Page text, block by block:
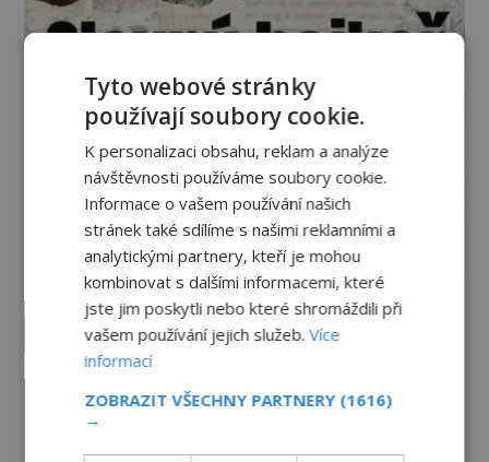
Vesmír a technologie
Co zachycují tajemné snímky
Marsu? Je na něm přeci jen voda?
Tyto webové stránky
používají soubory cookie.
K personalizaci obsahu, reklam a analýze
návštěvnosti používáme soubory cookie.
Informace o vašem používání našich
stránek také sdílíme s našimi reklamními a
analytickými partnery, kteří je mohou
kombinovat s dalšími informacemi, které
jste jim poskytli nebo které shromáždili při
vašem používání jejich služeb.Více
informací
ZOBRAZIT VŠECHNY PARTNERY (1616)
→